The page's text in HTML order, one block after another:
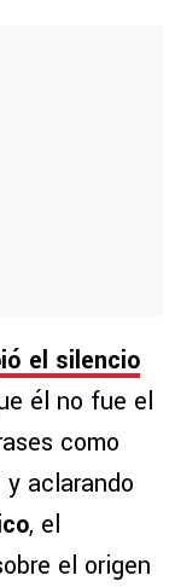
el silencio
él no fue el
como
y aclarando
, el
el origen